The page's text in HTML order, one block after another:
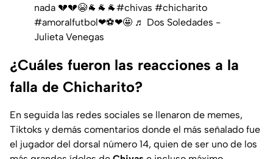
nada 💔💔😭🐐🐐🐐#chivas #chicharito
#amoralfutbol❤⚽️❤🤩 ♬ Dos Soledades -
Julieta Venegas
¿Cuáles fueron las reacciones a la
falla de Chicharito?
En seguida las redes sociales se llenaron de memes,
Tiktoks y demás comentarios donde el más señalado fue
el jugador del dorsal número 14, quien de ser uno de los